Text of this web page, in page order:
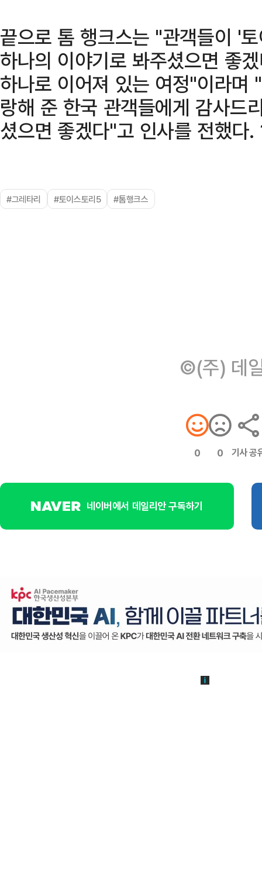
끝으로 톰 행크스는 "관객들이 '
하나의 이야기로 봐주셨으면 좋
하나로 이어져 있는 여정"이라며
랑해 준 한국 관객들에게 감사드
셨으면 좋겠다"고 인사를 전했다
#그레타리 #토이스토리5 #톰행크스
©(주) 데
0 0 기사 공
네이버에서 데일리안 구독하기